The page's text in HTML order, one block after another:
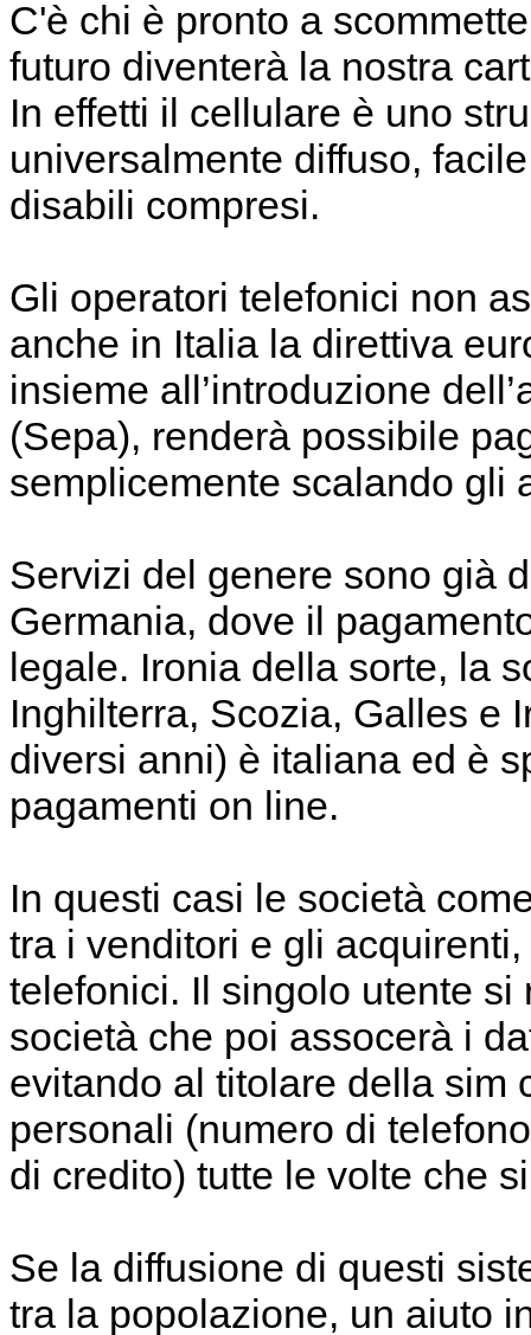
C'è chi è pronto a
futuro diventerà la nostra
In effetti il cellulare è uno
universalmente diffuso,
disabili compresi.
Gli operatori telefonici non
anche in Italia la direttiva
insieme all’introduzione
(Sepa), renderà possibile
semplicemente scalando gli
Servizi del genere sono già
Germania, dove il
legale. Ironia della sorte, la
Inghilterra, Scozia, Galles e
diversi anni) è italiana ed è
pagamenti on line.
In questi casi le società
tra i venditori e gli
telefonici. Il singolo utente
società che poi assocerà i
evitando al titolare della sim
personali (numero di
di credito) tutte le volte che
Se la diffusione di questi
tra la popolazione, un aiuto